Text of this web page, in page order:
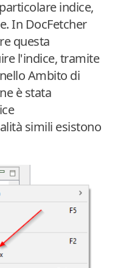
indice,
In DocFetcher
questa
l'indice, tramite
Ambito di
è stata
simili esistono